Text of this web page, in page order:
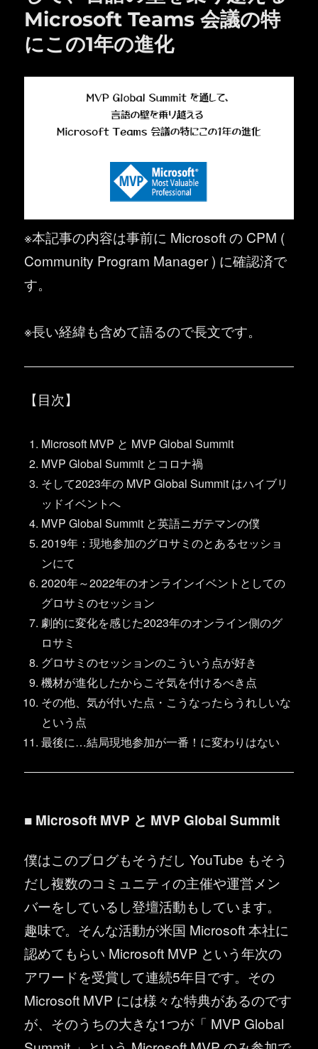
Microsoft Teams 会議の特
にこの1年の進化
※本記事の内容は事前に Microsoft の CPM (
Community Program Manager ) に確認済で
す。
※長い経緯も含めて語るので長文です。
【目次】
Microsoft MVP と MVP Global Summit
MVP Global Summit とコロナ禍
そして2023年の MVP Global Summit はハイブリ
ッドイベントへ
MVP Global Summit と英語ニガテマンの僕
2019年：現地参加のグロサミのとあるセッショ
ンにて
2020年～2022年のオンラインイベントとしての
グロサミのセッション
劇的に変化を感じた2023年のオンライン側のグ
ロサミ
グロサミのセッションのこういう点が好き
機材が進化したからこそ気を付けるべき点
その他、気が付いた点・こうなったらうれしいな
という点
最後に…結局現地参加が一番！に変わりはない
■ Microsoft MVP と MVP Global Summit
僕はこのブログもそうだし YouTube もそう
だし複数のコミュニティの主催や運営メン
バーをしているし登壇活動もしています。
趣味で。そんな活動が米国 Microsoft 本社に
認めてもらい Microsoft MVP という年次の
アワードを受賞して連続5年目です。その
Microsoft MVP には様々な特典があるのです
が、そのうちの大きな1つが「 MVP Global